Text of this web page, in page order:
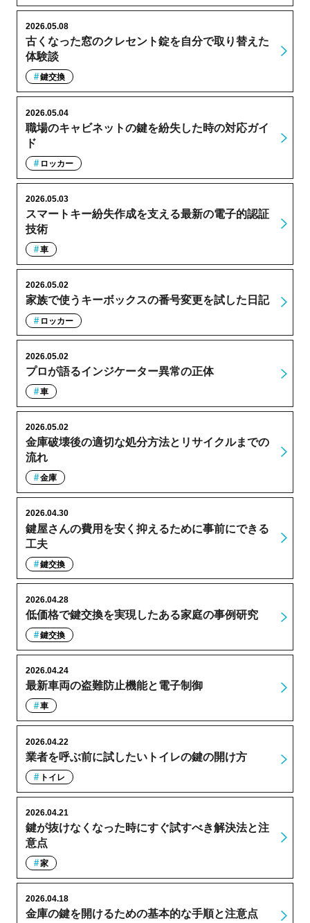
古くなった窓のクレセント錠を自分で取り替えた
体験談
2026.05.08
鍵交換
職場のキャビネットの鍵を紛失した時の対応ガイ
ド
2026.05.04
ロッカー
スマートキー紛失作成を支える最新の電子的認証
技術
2026.05.03
車
家族で使うキーボックスの番号変更を試した日記
2026.05.02
ロッカー
プロが語るインジケーター異常の正体
2026.05.02
車
金庫破壊後の適切な処分方法とリサイクルまでの
流れ
2026.05.02
金庫
鍵屋さんの費用を安く抑えるために事前にできる
工夫
2026.04.30
鍵交換
低価格で鍵交換を実現したある家庭の事例研究
2026.04.28
鍵交換
最新車両の盗難防止機能と電子制御
2026.04.24
車
業者を呼ぶ前に試したいトイレの鍵の開け方
2026.04.22
トイレ
鍵が抜けなくなった時にすぐ試すべき解決法と注
意点
2026.04.21
家
金庫の鍵を開けるための基本的な手順と注意点
2026.04.18